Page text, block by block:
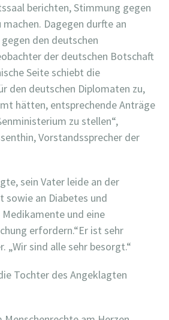
berichten, Stimmung gegen
Dagegen durfte an
den deutschen
der deutschen Botschaft
Seite schiebt die
den deutschen Diplomaten zu,
hätten, entsprechende Anträge
zu stellen“,
Vorstandssprecher der
sein Vater leide an der
sowie an Diabetes und
und eine
erfordern.“Er ist sehr
„Wir sind alle sehr besorgt.“
Tochter des Angeklagten